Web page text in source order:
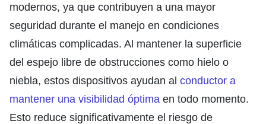
modernos, ya que contribuyen a una mayor
seguridad durante el manejo en condiciones
climáticas complicadas. Al mantener la superficie
del espejo libre de obstrucciones como hielo o
niebla, estos dispositivos ayudan al conductor a
mantener una visibilidad óptima en todo momento.
Esto reduce significativamente el riesgo de